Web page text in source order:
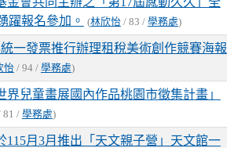
躍報名參加。
(林欣怡/ 83 / 學務處)
一發票推行辦理租稅美術創作競賽海報
怡/ 94 / 學務處)
兒童畫展國內作品桃園市徵集計畫」
/ 學務處)
月3月推出「天文親子營」天文館一